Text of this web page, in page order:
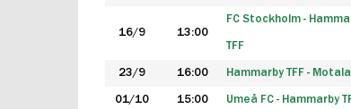
16/9 13:00
FC Stockholm -
TFF
23/9 16:00 Hammarby TFF - Motala
01/10 15:00 Umeå FC - Hammarby